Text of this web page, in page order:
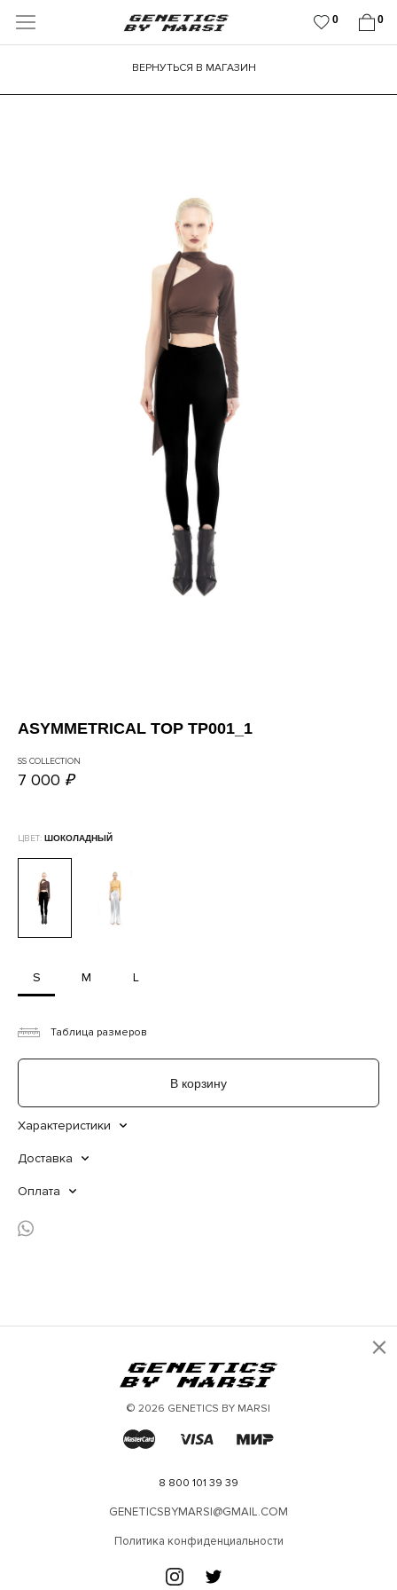
0 0
ВЕРНУТЬСЯ В МАГАЗИН
ASYMMETRICAL TOP TP001_1
SS COLLECTION
7 000 ₽
ЦВЕТ: ШОКОЛАДНЫЙ
S M L
Таблица размеров
В корзину
Характеристики
Доставка
Оплата
© 2026 GENETICS BY MARSI
8 800 101 39 39
GENETICSBYMARSI@GMAIL.COM
Политика конфиденциальности
×